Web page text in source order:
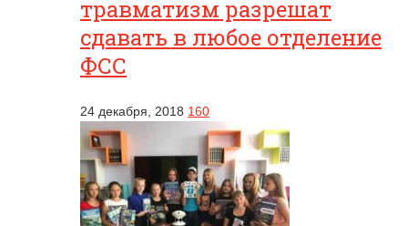
травматизм разрешат
сдавать в любое отделение
ФСС
24 декабря, 2018 160